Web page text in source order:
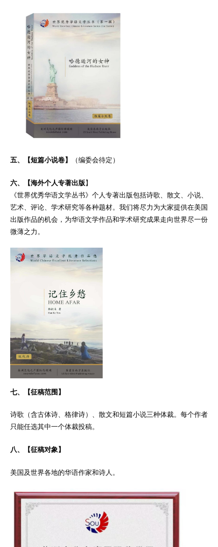
五、【短篇小说卷】 （编委会待定）
六、【海外个人专著出版】
《世界优秀华语文学丛书》个人专著出版包括诗歌、散文、小说、
艺术、评论、学术研究等各种题材。我们将尽力为大家提供在美国
出版作品的机会，为华语文学作品和学术研究成果走向世界尽一份
微薄之力。
七、【征稿范围】
诗歌（含古体诗、格律诗）、散文和短篇小说三种体裁。每个作者
只能任选其中一个体裁投稿。
八、【征稿对象】
美国及世界各地的华语作家和诗人。